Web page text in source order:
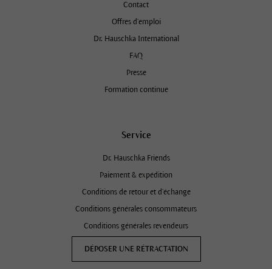
Contact
Offres d’emploi
Dr. Hauschka International
FAQ
Presse
Formation continue
Service
Dr. Hauschka Friends
Paiement & expédition
Conditions de retour et d'échange
Conditions générales consommateurs
Conditions générales revendeurs
DÉPOSER UNE RÉTRACTATION